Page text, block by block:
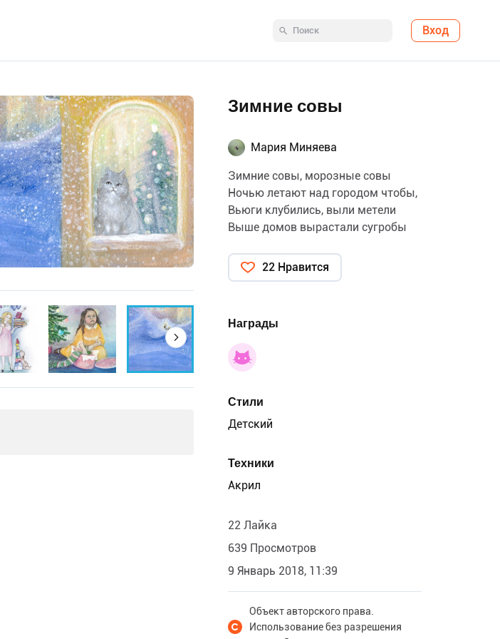
Вход
Зимние совы
Мария Миняева
Зимние совы, морозные совы
Ночью летают над городом чтобы,
Вьюги клубились, выли метели
Выше домов вырастали сугробы
22 Нравится
Награды
Стили
Детский
Техники
Акрил
22 Лайка
639 Просмотров
9 Январь 2018, 11:39
Объект авторского права.
Использование без разрешения